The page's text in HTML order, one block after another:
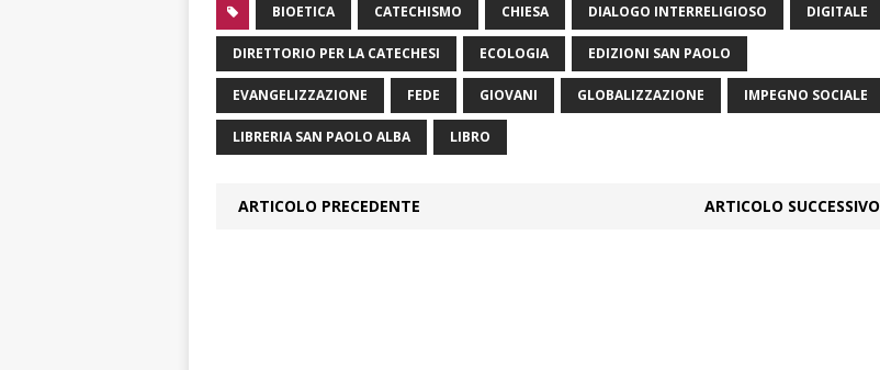
BIOETICA CATECHISMO CHIESA DIALOGO INTERRELIGIOSO DIGITALE
DIRETTORIO PER LA CATECHESI ECOLOGIA EDIZIONI SAN PAOLO
EVANGELIZZAZIONE FEDE GIOVANI GLOBALIZZAZIONE IMPEGNO SOCIALE
LIBRERIA SAN PAOLO ALBA LIBRO
ARTICOLO PRECEDENTE ARTICOLO SUCCESSIVO